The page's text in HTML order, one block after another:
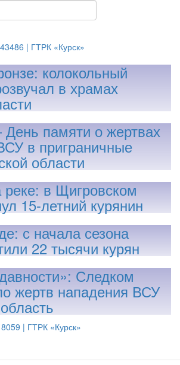
колокольный
в храмах
День памяти о жертвах
в приграничные
области
реке: в Щигровском
15-летний курянин
с начала сезона
22 тысячи курян
Следком
жертв нападения ВСУ